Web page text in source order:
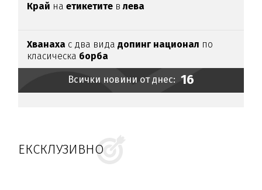
Край наетикетите влева
Хванаха с два видадопинг национал по
класическа борба
Всички новини от днес: 16
ЕКСКЛУЗИВНО